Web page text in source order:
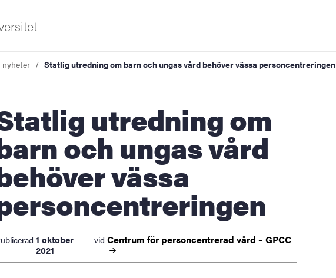
innovation
nyheter Statlig utredning om barn och ungas vård behöver vässa personcentreringen
om
och ungas vård
vässa
1 oktober
2021
vid Centrum för personcentrerad vård – GPCC